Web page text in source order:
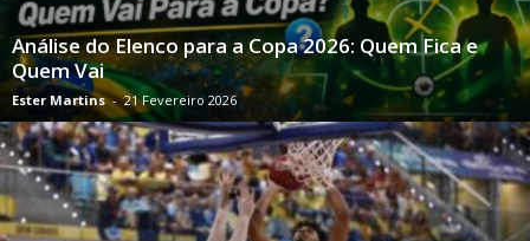
Análise do Elenco para a Copa 2026: Quem Fica e
Quem Vai
Ester Martins - 21 Fevereiro 2026